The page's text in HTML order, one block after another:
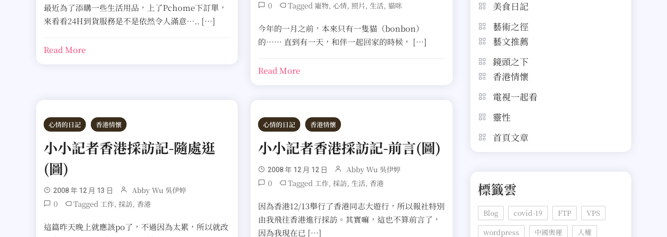
最近為了添購一些生活用品，上了Pchome下訂單，
來看看24H到貨服務是不是依然令人滿意….. […]
Read More
0 Tagged寵物,心情, 照片 , 生活, 貓咪
今年的一月之前，本來只有一隻貓（bonbon）
的…… 直到有一天，和伴一起回家的時候， […]
Read More
心情的日記 香港情懷
小小記者香港採訪記-隨處逛
(圖)
2008 年 12 月 13 日 Abby Wu 吳伊婷
0 Tagged 工作, 採訪, 香港
這篇昨天晚上就應該po了，不過因為太累，所以就改
心情的日記 香港情懷
小小記者香港採訪記-前言(圖)
2008 年 12 月 12 日 Abby Wu 吳伊婷
0 Tagged 工作,採訪, 生活, 香港
因為香港12/13舉行了香港同志大遊行，所以報社特別
由我飛往香港進行採訪。其實嘛，這也不算前言了，
因為我現在已 […]
美食日記
藝術之徑
藝文推薦
鏡頭之下
香港情懷
電視一起看
靈性
首頁文章
標籤雲
Blog covid-19 FTP
VPS
wordpress
中國奧運
人權